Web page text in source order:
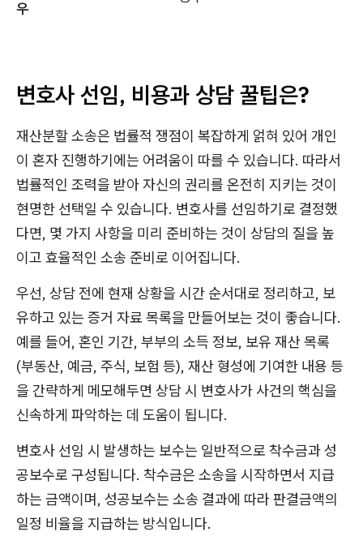
우
변호사 선임, 비용과 상담 꿀팁은?
재산분할 소송은 법률적 쟁점이 복잡하게 얽혀 있어 개인
이 혼자 진행하기에는 어려움이 따를 수 있습니다. 따라서
법률적인 조력을 받아 자신의 권리를 온전히 지키는 것이
현명한 선택일 수 있습니다. 변호사를 선임하기로 결정했
다면, 몇 가지 사항을 미리 준비하는 것이 상담의 질을 높
이고 효율적인 소송 준비로 이어집니다.
우선, 상담 전에 현재 상황을 시간 순서대로 정리하고, 보
유하고 있는 증거 자료 목록을 만들어보는 것이 좋습니다.
예를 들어, 혼인 기간, 부부의 소득 정보, 보유 재산 목록
(부동산, 예금, 주식, 보험 등), 재산 형성에 기여한 내용 등
을 간략하게 메모해두면 상담 시 변호사가 사건의 핵심을
신속하게 파악하는 데 도움이 됩니다.
변호사 선임 시 발생하는 보수는 일반적으로 착수금과 성
공보수로 구성됩니다. 착수금은 소송을 시작하면서 지급
하는 금액이며, 성공보수는 소송 결과에 따라 판결금액의
일정 비율을 지급하는 방식입니다.